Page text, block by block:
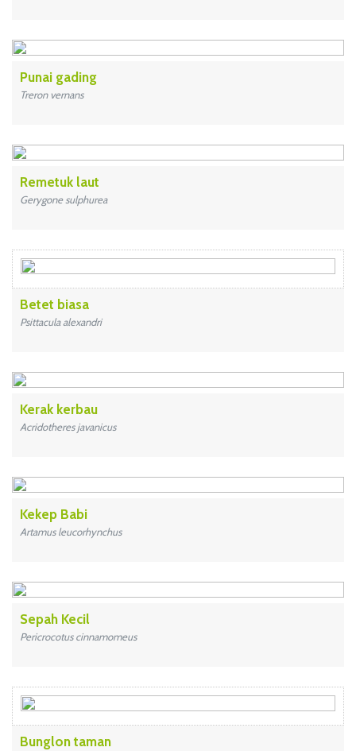
Punai gading
Treron vernans
Remetuk laut
Gerygone sulphurea
Betet biasa
Psittacula alexandri
Kerak kerbau
Acridotheres javanicus
Kekep Babi
Artamus leucorhynchus
Sepah Kecil
Pericrocotus cinnamomeus
Bunglon taman